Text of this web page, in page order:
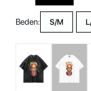
Beden: S/M